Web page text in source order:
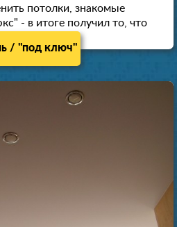
потолки, знакомые
- в итоге получил то, что
/ "под ключ"